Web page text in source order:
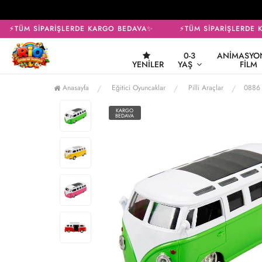
⚡TÜM SİPARİŞLERDE KARGO BEDAVA✨ ⚡TÜM SİPARİŞLERDE
YENILER
0-3
YAŞ FILM
Anasayfa Eğitici Oyuncaklar Pilli Araçlar 0886
KARGO
BEDAVA